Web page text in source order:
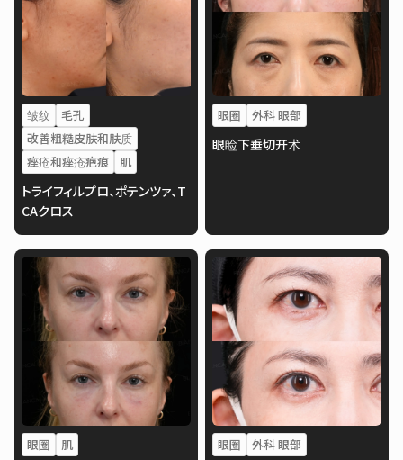
皱纹
毛孔
改善粗糙皮肤和肤质
痤疮和痤疮疤痕
肌
トライフィルプロ、ポテンツァ、T
CAクロス
眼圈 外科 眼部
眼睑下垂切开术
眼圈 肌 眼圈 外科 眼部